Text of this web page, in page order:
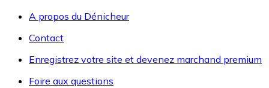
A propos du Dénicheur
Contact
Enregistrez votre site et devenez marchand premium
Foire aux questions